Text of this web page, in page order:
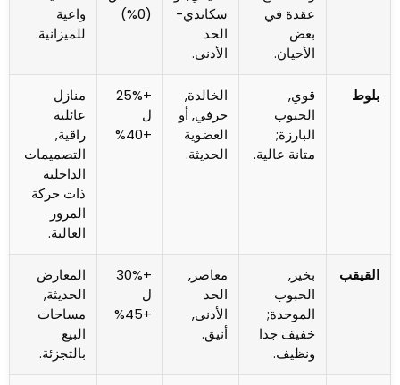
عقدة في
بعض
الأحيان.
سكاندي-
الحد
الأدنى.
واعية
للميزانية.
بلوط
قوي,
الحبوب
البارزة;
متانة عالية.
الخالدة,
حرفي, أو
العضوية
الحديثة.
+25%
منازل
عائلية
راقية,
التصميمات
الداخلية
ذات حركة
المرور
العالية.
القيقب
بخير,
الحبوب
الموحدة;
خفيف جدا
ونظيف.
معاصر,
الحد
الأدنى,
أنيق.
+30%
المعارض
الحديثة,
مساحات
البيع
بالتجزئة.